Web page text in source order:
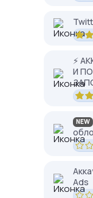
⚡️
И
NEW
Ads